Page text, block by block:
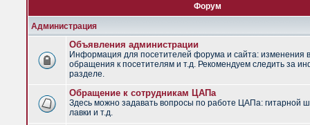
Форум
Администрация
Объявления администрации
Информация для посетителей форума и сайта: изменения
обращения к посетителям и т.д. Рекомендуем следить за
разделе.
Обращение к сотрудникам ЦАПа
Здесь можно задавать вопросы по работе ЦАПа: гитарной
лавки и т.д.